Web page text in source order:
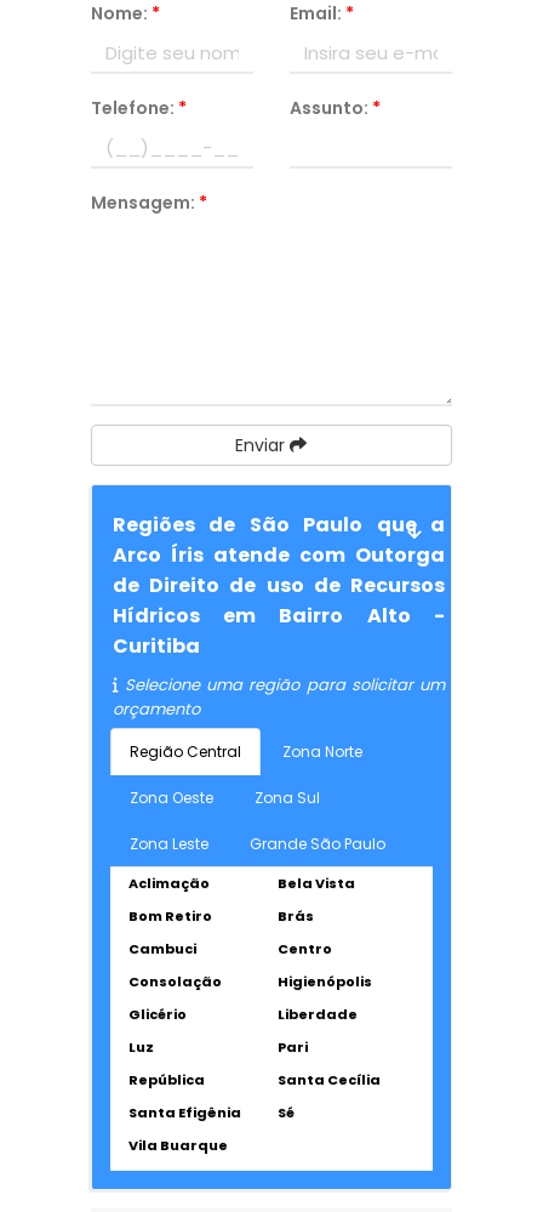
Nome: * Email: *
Telefone: * Assunto: *
Mensagem: *
Enviar
Regiões de São Paulo que a
Arco Íris atende com Outorga
de Direito de uso de Recursos
Hídricos em Bairro Alto -
Curitiba
Selecione uma região para solicitar um
orçamento
Região Central Zona Norte
Zona Oeste Zona Sul
Zona Leste Grande São Paulo
Aclimação
Bela Vista
Bom Retiro
Brás
Cambuci
Centro
Consolação
Higienópolis
Glicério
Liberdade
Luz
Pari
República
Santa Cecília
Santa Efigênia
Sé
Vila Buarque